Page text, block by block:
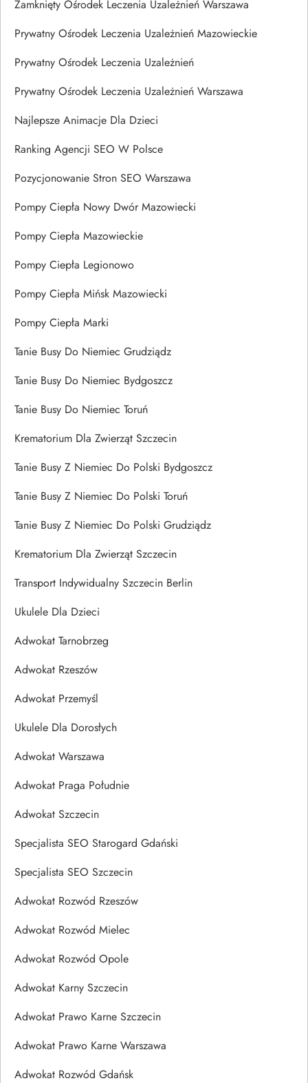
Zamknięty Ośrodek Leczenia Uzależnień Warszawa
Prywatny Ośrodek Leczenia Uzależnień Mazowieckie
Prywatny Ośrodek Leczenia Uzależnień
Prywatny Ośrodek Leczenia Uzależnień Warszawa
Najlepsze Animacje Dla Dzieci
Ranking Agencji SEO W Polsce
Pozycjonowanie Stron SEO Warszawa
Pompy Ciepła Nowy Dwór Mazowiecki
Pompy Ciepła Mazowieckie
Pompy Ciepła Legionowo
Pompy Ciepła Mińsk Mazowiecki
Pompy Ciepła Marki
Tanie Busy Do Niemiec Grudziądz
Tanie Busy Do Niemiec Bydgoszcz
Tanie Busy Do Niemiec Toruń
Krematorium Dla Zwierząt Szczecin
Tanie Busy Z Niemiec Do Polski Bydgoszcz
Tanie Busy Z Niemiec Do Polski Toruń
Tanie Busy Z Niemiec Do Polski Grudziądz
Krematorium Dla Zwierząt Szczecin
Transport Indywidualny Szczecin Berlin
Ukulele Dla Dzieci
Adwokat Tarnobrzeg
Adwokat Rzeszów
Adwokat Przemyśl
Ukulele Dla Dorosłych
Adwokat Warszawa
Adwokat Praga Południe
Adwokat Szczecin
Specjalista SEO Starogard Gdański
Specjalista SEO Szczecin
Adwokat Rozwód Rzeszów
Adwokat Rozwód Mielec
Adwokat Rozwód Opole
Adwokat Karny Szczecin
Adwokat Prawo Karne Szczecin
Adwokat Prawo Karne Warszawa
Adwokat Rozwód Gdańsk